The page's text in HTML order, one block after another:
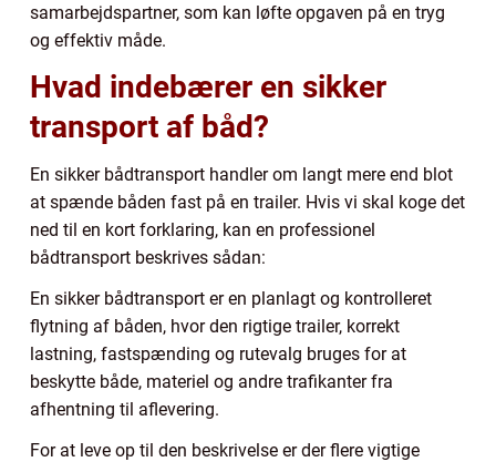
samarbejdspartner, som kan løfte opgaven på en tryg
og effektiv måde.
Hvad indebærer en sikker
transport af båd?
En sikker bådtransport handler om langt mere end blot
at spænde båden fast på en trailer. Hvis vi skal koge det
ned til en kort forklaring, kan en professionel
bådtransport beskrives sådan:
En sikker bådtransport er en planlagt og kontrolleret
flytning af båden, hvor den rigtige trailer, korrekt
lastning, fastspænding og rutevalg bruges for at
beskytte både, materiel og andre trafikanter fra
afhentning til aflevering.
For at leve op til den beskrivelse er der flere vigtige